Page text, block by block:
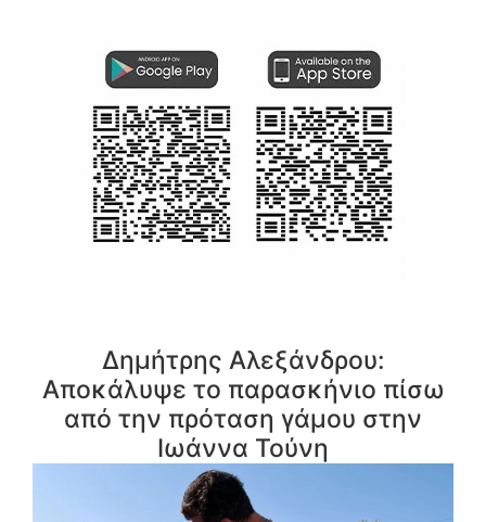
Δημήτρης Αλεξάνδρου:
Αποκάλυψε το παρασκήνιο πίσω
από την πρόταση γάμου στην
Ιωάννα Τούνη